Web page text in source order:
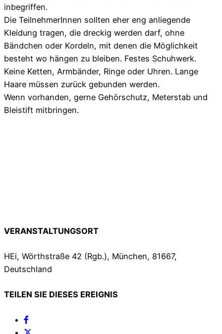
inbegriffen.
Die TeilnehmerInnen sollten eher eng anliegende
Kleidung tragen, die dreckig werden darf, ohne
Bändchen oder Kordeln, mit denen die Möglichkeit
besteht wo hängen zu bleiben. Festes Schuhwerk.
Keine Ketten, Armbänder, Ringe oder Uhren. Lange
Haare müssen zurück gebunden werden.
Wenn vorhanden, gerne Gehörschutz, Meterstab und
Bleistift mitbringen.
VERANSTALTUNGSORT
HEi, Wörthstraße 42 (Rgb.), München, 81667,
Deutschland
TEILEN SIE DIESES EREIGNIS